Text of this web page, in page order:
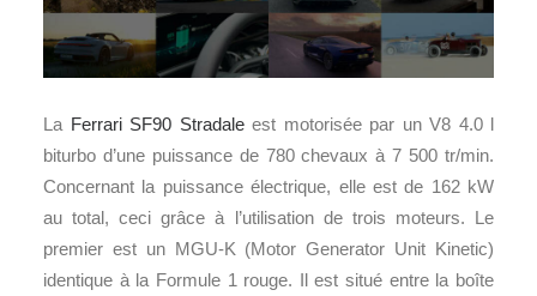
La Ferrari SF90 Stradaleest motorisée par un V8 4.0 l
biturbo d’une puissance de 780 chevaux à 7 500 tr/min.
Concernant la puissance électrique, elle est de 162 kW
au total, ceci grâce à l’utilisation de trois moteurs. Le
premier est un MGU-K (Motor Generator Unit Kinetic)
identique à la Formule 1 rouge. Il est situé entre la boîte